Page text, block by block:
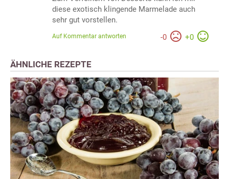
diese exotisch klingende Marmelade auch
sehr gut vorstellen.
-0 +0
Auf Kommentar antworten
ÄHNLICHE REZEPTE